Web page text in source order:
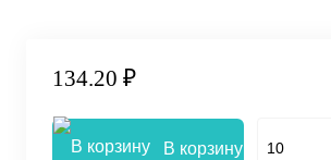
134.20 ₽
В корзину